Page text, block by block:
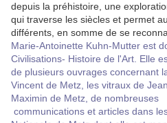
depuis la préhistoire, une
qui traverse les siècles et permet
différents, en somme de se
Marie-Antoinette Kuhn-Mutter est
Civilisations- Histoire de l'Art. Elle
de plusieurs ouvrages concernant
Vincent de Metz, les vitraux de
Maximin de Metz, de nombreuses
communications et articles dans